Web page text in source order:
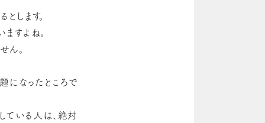
します。
すよね。
ん。
になったところで
ている人は、絶対